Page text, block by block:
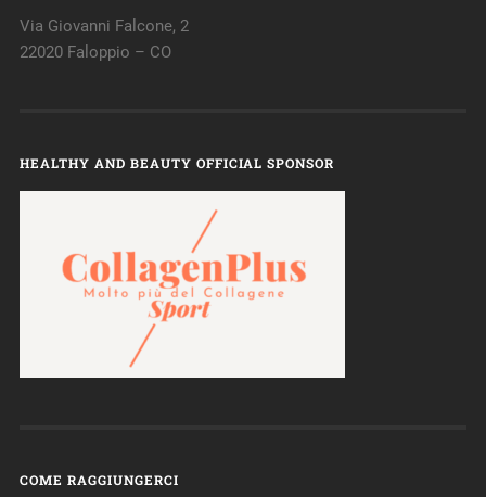
Via Giovanni Falcone, 2
22020 Faloppio – CO
HEALTHY AND BEAUTY OFFICIAL SPONSOR
COME RAGGIUNGERCI